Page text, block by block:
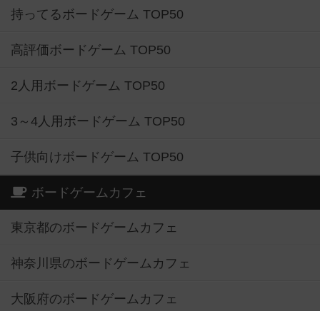
持ってるボードゲーム TOP50
高評価ボードゲーム TOP50
2人用ボードゲーム TOP50
3～4人用ボードゲーム TOP50
子供向けボードゲーム TOP50
ボードゲームカフェ
東京都のボードゲームカフェ
神奈川県のボードゲームカフェ
大阪府のボードゲームカフェ